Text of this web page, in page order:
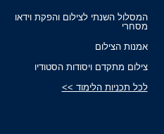
המסלול השנתי לצילום והפקת וידאו
מסחרי
אמנות הצילום
צילום מתקדם ויסודות הסטודיו
לכל תכניות הלימוד >>